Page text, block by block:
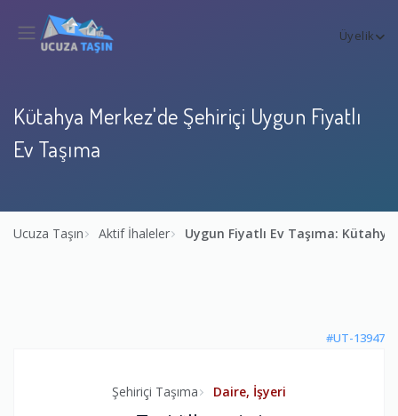
Üyelik
Kütahya Merkez'de Şehiriçi Uygun Fiyatlı
Ev Taşıma
Ucuza Taşın Aktif İhaleler Uygun Fiyatlı Ev Taşıma:
#UT-13947
Şehiriçi Taşıma Daire, İşyeri